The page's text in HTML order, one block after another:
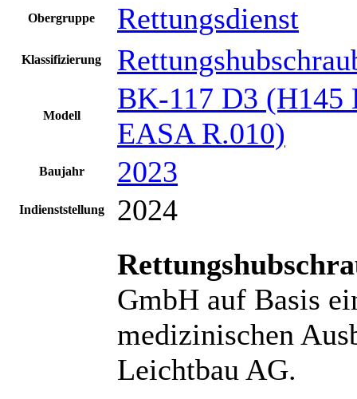
Obergruppe Rettungsdienst
Klassifizierung
Modell
BK-117 D3
EASA R.010)
Baujahr 2023
Indienststellung
2024
GmbH auf Basis
medizinischen
Leichtbau AG.